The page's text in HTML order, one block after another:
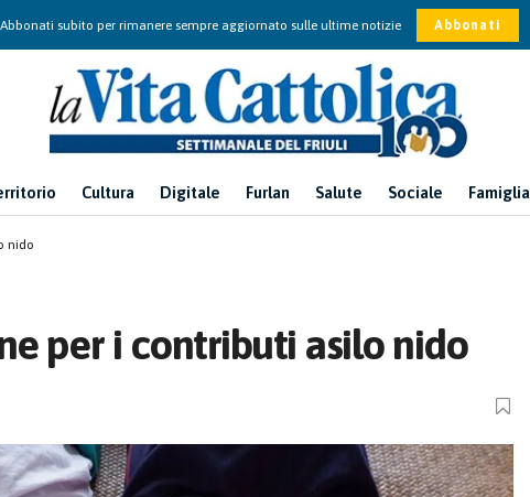
Abbonati subito per rimanere sempre aggiornato sulle ultime notizie Abbonati
Cultura Digitale Furlan Salute Sociale Famiglia
nido
per i contributi asilo nido